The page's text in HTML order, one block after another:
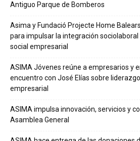
Antiguo Parque de Bomberos
Asima y Fundació Projecte Home
para impulsar la integración sociolaboral
social empresarial
ASIMA Jóvenes reúne a empresarios y
encuentro con José Elías sobre
empresarial
ASIMA impulsa innovación, servicios y
Asamblea General